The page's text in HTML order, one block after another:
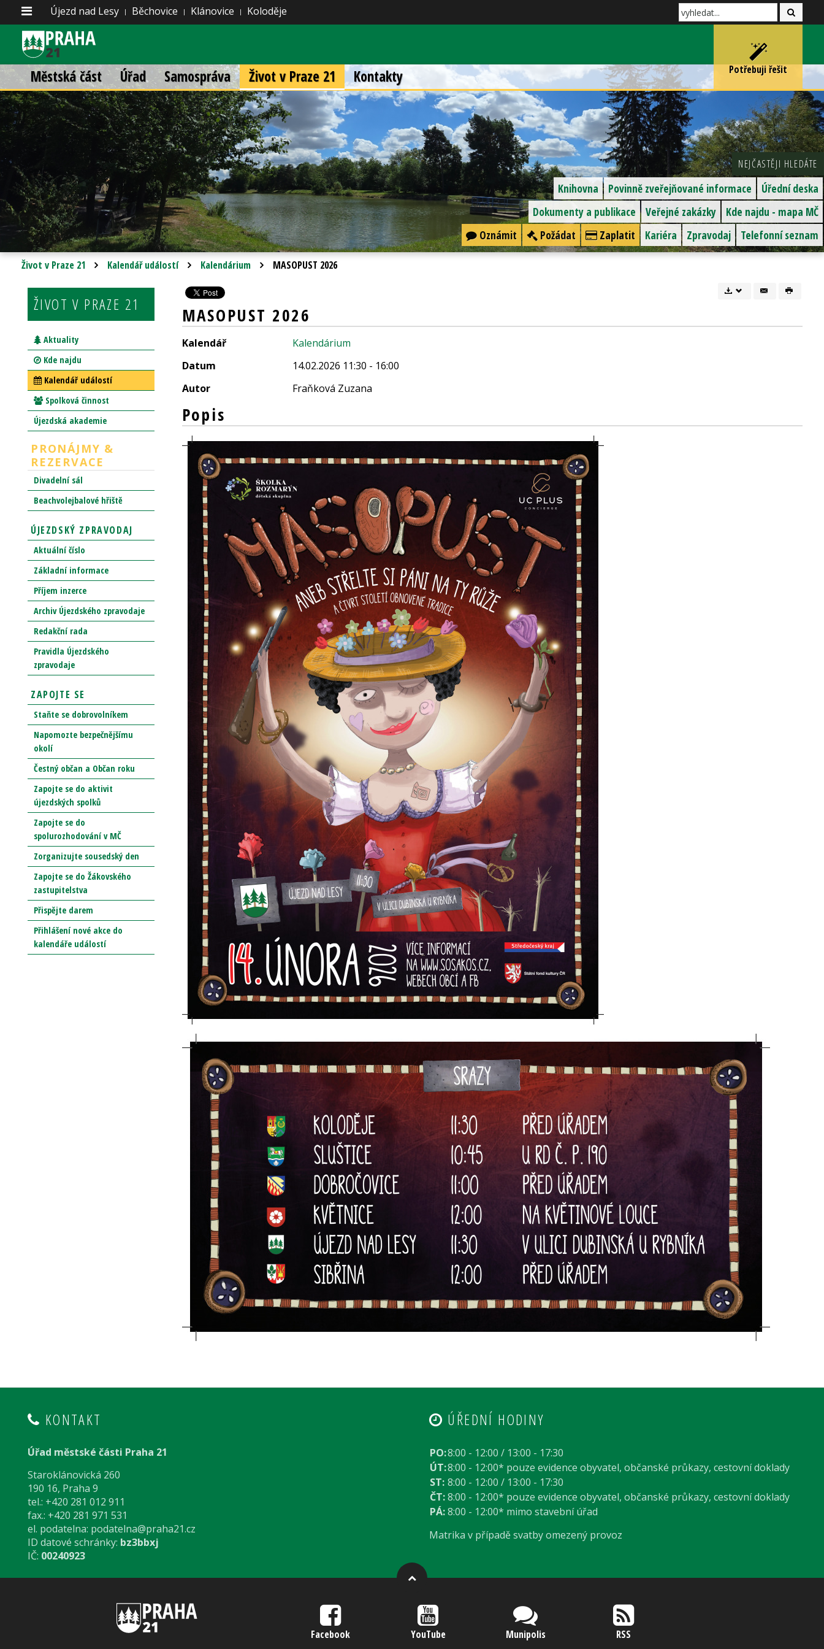
Újezd nad Lesy Běchovice Klánovice Koloděje
Potřebuji řešit
Městská část Úřad Samospráva Život v Praze 21 Kontakty
NEJČASTĚJI HLEDÁTE
Úřední deska
Povinně zveřejňované informace
Knihovna
Kde najdu - mapa MČ
Veřejné zakázky
Dokumenty a publikace
Telefonní seznam
Zpravodaj
Kariéra
Zaplatit
Požádat
Oznámit
Život v Praze 21 Kalendář událostí Kalendárium MASOPUST 2026
MASOPUST 2026
Kalendář
Kalendárium
Datum
14.02.2026 11:30 - 16:00
Autor
Fraňková Zuzana
Popis
ŽIVOT V PRAZE 21
Aktuality
Kde najdu
Kalendář událostí
Spolková činnost
Újezdská akademie
PRONÁJMY &
REZERVACE
Divadelní sál
Beachvolejbalové hřiště
ÚJEZDSKÝ ZPRAVODAJ
Aktuální číslo
Základní informace
Příjem inzerce
Archiv Újezdského zpravodaje
Redakční rada
Pravidla Újezdského
zpravodaje
ZAPOJTE SE
Staňte se dobrovolníkem
Napomozte bezpečnějšímu
okolí
Čestný občan a Občan roku
Zapojte se do aktivit
újezdských spolků
Zapojte se do
spolurozhodování v MČ
Zorganizujte sousedský den
Zapojte se do Žákovského
zastupitelstva
Přispějte darem
Přihlášení nové akce do
kalendáře událostí
KONTAKT
Úřad městské části Praha 21
Staroklánovická 260
190 16, Praha 9
tel.: +420 281 012 911
fax.: +420 281 971 531
el. podatelna: podatelna@praha21.cz
ID datové schránky: bz3bbxj
IČ: 00240923
ÚŘEDNÍ HODINY
PO:8:00 - 12:00 / 13:00 - 17:30
ÚT:8:00 - 12:00* pouze evidence obyvatel, občanské průkazy, cestovní doklady
ST: 8:00 - 12:00 / 13:00 - 17:30
ČT: 8:00 - 12:00* pouze evidence obyvatel, občanské průkazy, cestovní doklady
PÁ: 8:00 - 12:00* mimo stavební úřad
Matrika v případě svatby omezený provoz
Facebook YouTube Munipolis RSS